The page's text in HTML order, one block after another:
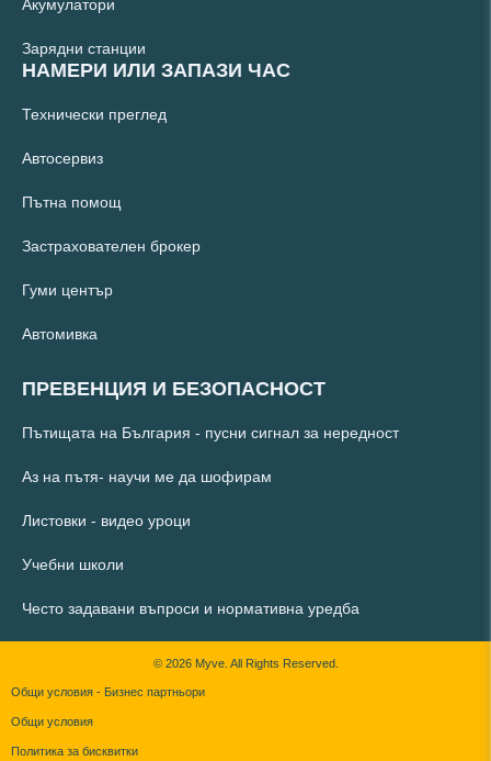
Акумулатори
Зарядни станции
НАМЕРИ ИЛИ ЗАПАЗИ ЧАС
Технически преглед
Автосервиз
Пътна помощ
Застрахователен брокер
Гуми център
Автомивка
ПРЕВЕНЦИЯ И БЕЗОПАСНОСТ
Пътищата на България - пусни сигнал за нередност
Аз на пътя- научи ме да шофирам
Листовки - видео уроци
Учебни школи
Често задавани въпроси и нормативна уредба
© 2026 Myve. All Rights Reserved.
Общи условия - Бизнес партньори
Общи условия
Политика за бисквитки